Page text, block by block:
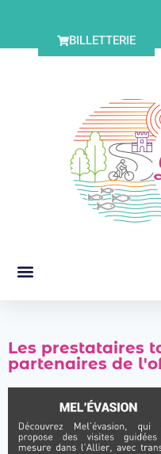
BILLETTERIE
Les prestataires
partenaires de